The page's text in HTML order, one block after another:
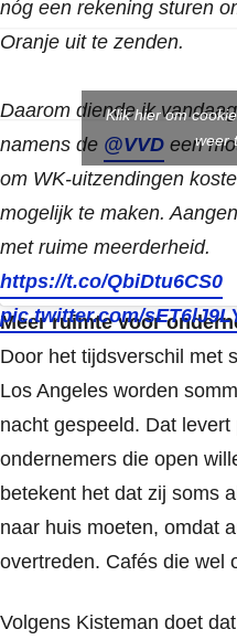
nóg een rekening sturen
Oranje uit te zenden.
Daarom diende ik vandaag
namens de @VVD een
om WK-uitzendingen
mogelijk te maken.
met ruime meerderheid.
https://t.co/QbiDtu6CS0
pic.twitter.com/
Klik hier om
weer
Meer ruimte voor
Door het tijdsverschil met
Los Angeles worden
nacht gespeeld. Dat
ondernemers die open
betekent het dat zij soms
naar huis moeten, omdat
overtreden. Cafés die wel
Volgens Kisteman doet